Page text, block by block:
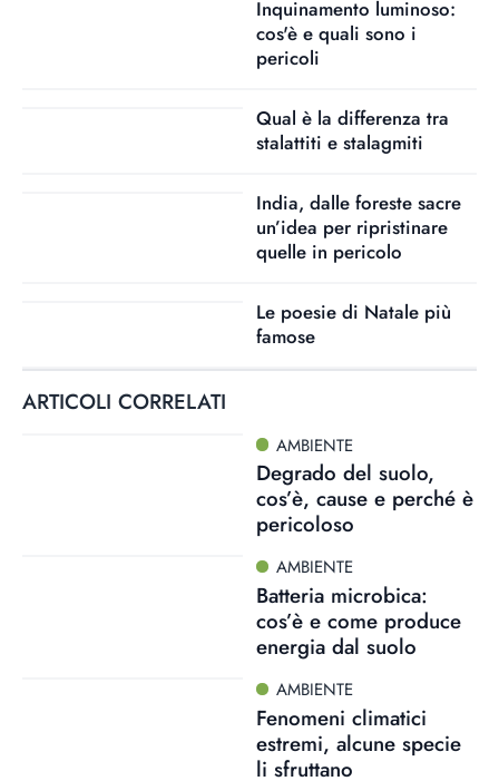
Inquinamento luminoso:
cos'è e quali sono i
pericoli
Qual è la differenza tra
stalattiti e stalagmiti
India, dalle foreste sacre
un’idea per ripristinare
quelle in pericolo
Le poesie di Natale più
famose
ARTICOLI CORRELATI
AMBIENTE
Degrado del suolo,
cos’è, cause e perché è
pericoloso
AMBIENTE
Batteria microbica:
cos’è e come produce
energia dal suolo
AMBIENTE
Fenomeni climatici
estremi, alcune specie
li sfruttano